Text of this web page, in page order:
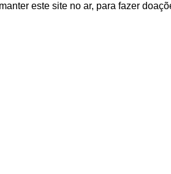
este site no ar, para fazer